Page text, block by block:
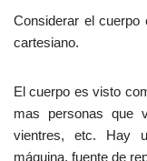
Considerar el cuerpo
cartesiano.
El cuerpo es visto
mas personas que
vientres, etc. Hay
máquina, fuente de